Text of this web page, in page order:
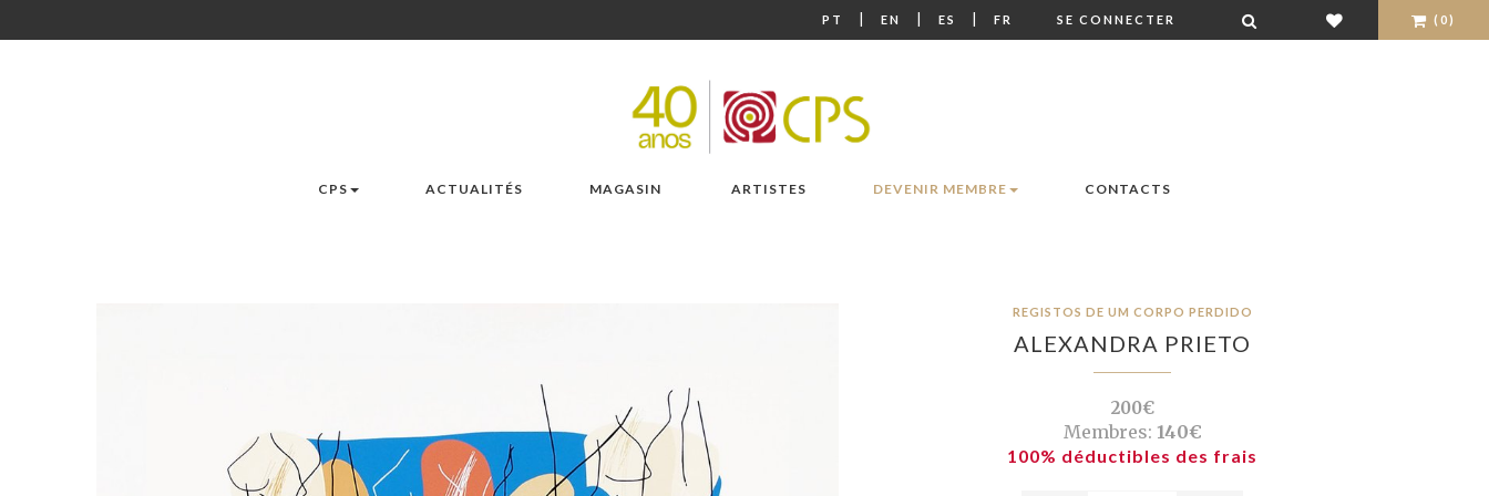
PT | EN | ES | FR SE CONNECTER (0)
CPS ACTUALITÉS MAGASIN ARTISTES DEVENIR MEMBRE CONTACTS
REGISTOS DE UM CORPO PERDIDO
ALEXANDRA PRIETO
200€
Membres: 140€
100% déductibles des frais